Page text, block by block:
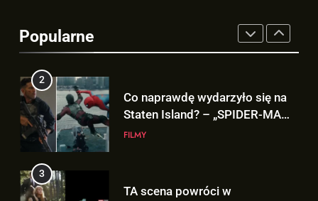
Popularne
Staten Island? – „SPIDER-MAN:
3
TA scena powróci w
„AVENGERS: DOOMSDAY” z
Pepper Potts w roli głównej!
FILMY
4
Znamy szczegóły sceny z